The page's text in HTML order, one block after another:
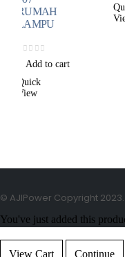
Quick
View
© AJIPower Copyright
You've just added this
View Cart Continue